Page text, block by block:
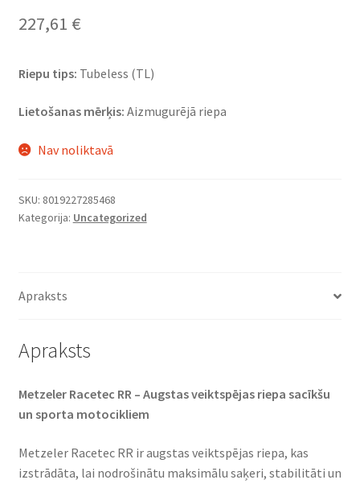
227,61 €
Riepu tips: Tubeless (TL)
Lietošanas mērķis: Aizmugurējā riepa
Nav noliktavā
SKU: 8019227285468
Kategorija: Uncategorized
Apraksts
Apraksts
Metzeler Racetec RR – Augstas veiktspējas riepa sacīkšu
un sporta motocikliem
Metzeler Racetec RR ir augstas veiktspējas riepa, kas
izstrādāta, lai nodrošinātu maksimālu saķeri, stabilitāti un